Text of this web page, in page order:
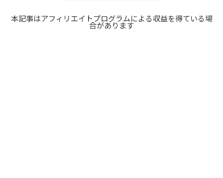
本記事はアフィリエイトプログラムによる収益を得ている場
合があります